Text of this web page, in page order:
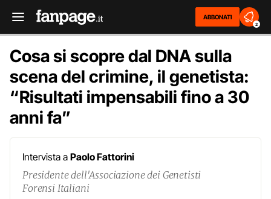
ABBONATI
2
Cosa si scopre dal DNA sulla
scena del crimine, il genetista:
“Risultati impensabili fino a 30
anni fa”
Intervista a Paolo Fattorini
Presidente dell'Associazione dei Genetisti
Forensi Italiani